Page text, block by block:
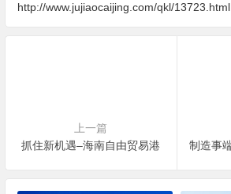
http://www.jujiaocaijing.com/qkl/13723.html
上一篇
抓住新机遇–海南自由贸易港